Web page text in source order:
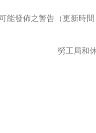
能發佈之警告（更新時間
勞工局和